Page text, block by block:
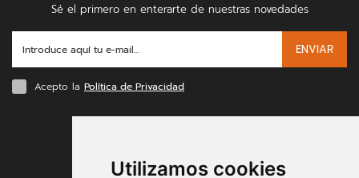
Utilizamos cookies
Sé el primero en enterarte de nuestras novedades
ENVIAR
Acepto la Política de Privacidad